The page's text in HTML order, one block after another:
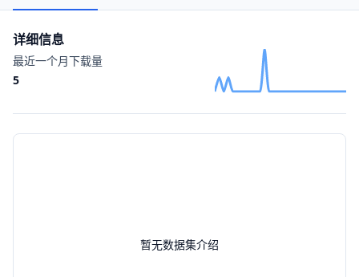
暂无数据集介绍
详细信息
最近一个月下载量
5